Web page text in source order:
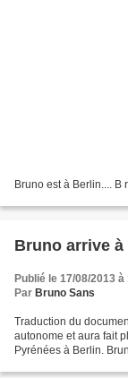
Bruno est à Berlin.... B
Bruno arrive à
Publié le 17/08/2013 à
Par Bruno Sans
Traduction du
autonome et aura fait
Pyrénées à Berlin.